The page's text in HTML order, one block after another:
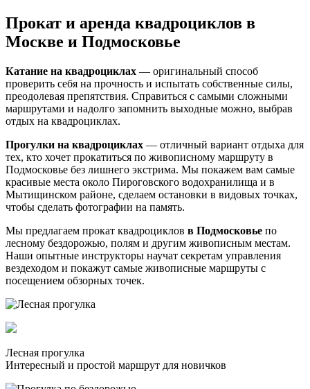
Прокат и аренда квадроциклов в
Москве и Подмосковье
Катание на квадроциклах — оригинальный способ
проверить себя на прочность и испытать собственные силы,
преодолевая препятствия. Справиться с самыми сложными
маршрутами и надолго запомнить выходные можно, выбрав
отдых на квадроциклах.
Прогулки на квадроциклах — отличный вариант отдыха для
тех, кто хочет прокатиться по живописному маршруту в
Подмосковье без лишнего экстрима. Мы покажем вам самые
красивые места около Пироговского водохранилища и в
Мытищинском районе, сделаем остановки в видовых точках,
чтобы сделать фотографии на память.
Мы предлагаем прокат квадроциклов в Подмосковье по
лесному бездорожью, полям и другим живописным местам.
Наши опытные инструкторы научат секретам управления
вездеходом и покажут самые живописные маршруты с
посещением обзорных точек.
Лесная прогулка
Интересный и простой маршрут для новичков